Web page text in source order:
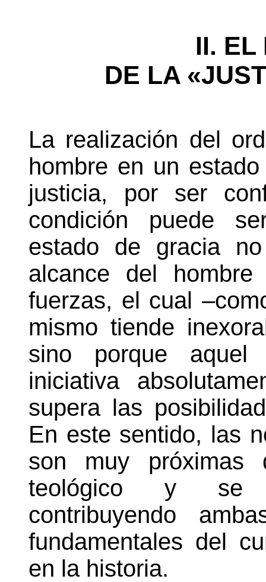
II. EL
DE LA
La realización del
hombre en un
justicia, por ser
condición puede
estado de gracia
alcance del
fuerzas, el cual
mismo tiende
sino porque
iniciativa
supera las
En este sentido, las
son muy
teológico y se
contribuyendo
fundamentales del
en la historia.